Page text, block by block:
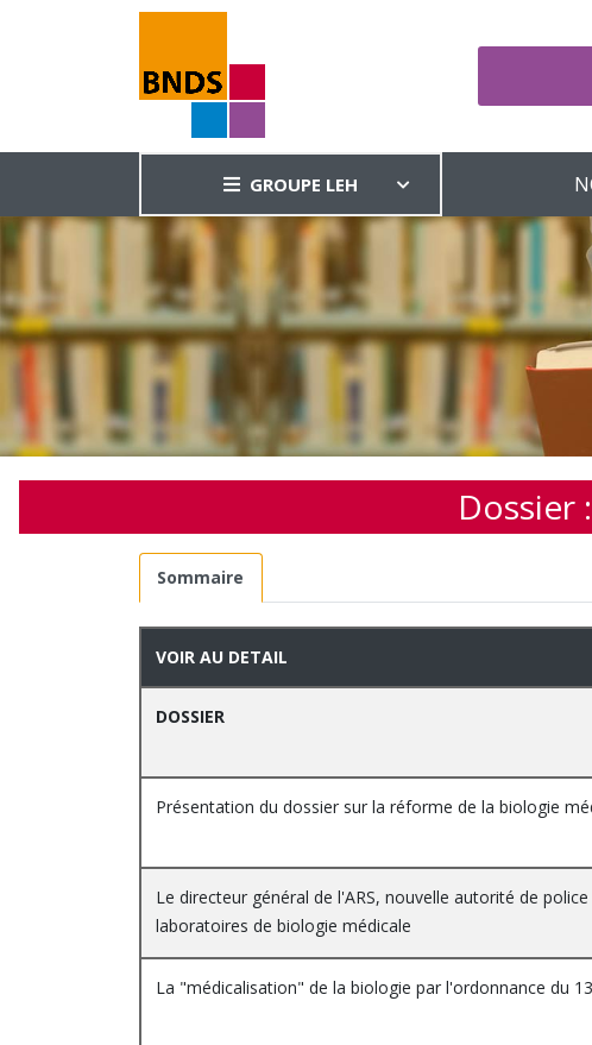
GROUPE LEH
Dossier
Sommaire
VOIR AU DETAIL
DOSSIER
Présentation du dossier sur la réforme de la biologie
Le directeur général de l'ARS, nouvelle autorité de
laboratoires de biologie médicale
La "médicalisation" de la biologie par l'ordonnance du